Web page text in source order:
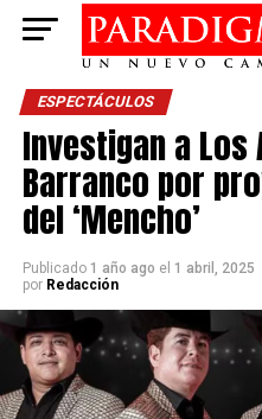
ESPECTÁCULOS
Investigan a Los
Barranco por
del ‘Mencho’
Publicado 1 año ago el 1 abril, 2025
por Redacción